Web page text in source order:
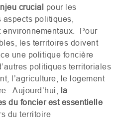
crucial pour les
politiques,
environnementaux. Pour
les territoires doivent
une politique foncière
politiques territoriales
l’agriculture, le logement
Aujourd’hui, la
du foncier est essentielle
du territoire